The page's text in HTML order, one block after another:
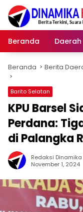
Langsung
konten
Beranda
Daerah
Beranda Berita
Barito Selatan
KPU Barsel
Perdana:
di Palangka
Redaksi
November 1, 2024